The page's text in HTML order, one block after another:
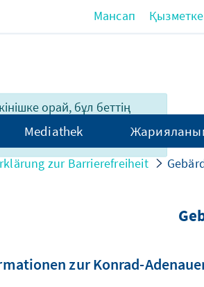
орай, бұл беттің
тілі мазмұны толық
Мансап
Mediathek
zur Barrierefreiheit
zur Konrad-